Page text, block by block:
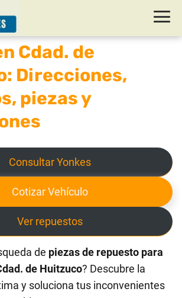
Cdad. de
Direcciones,
piezas y
Consultar Yonkes
Cotizar Vehículo
Ver repuestos
de piezas de repuesto para
de Huitzuco? Descubre la
y soluciona tus inconvenientes